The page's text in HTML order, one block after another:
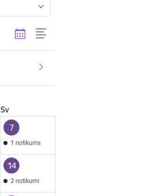
Sv
7
1 notikums
14
2 notikumi